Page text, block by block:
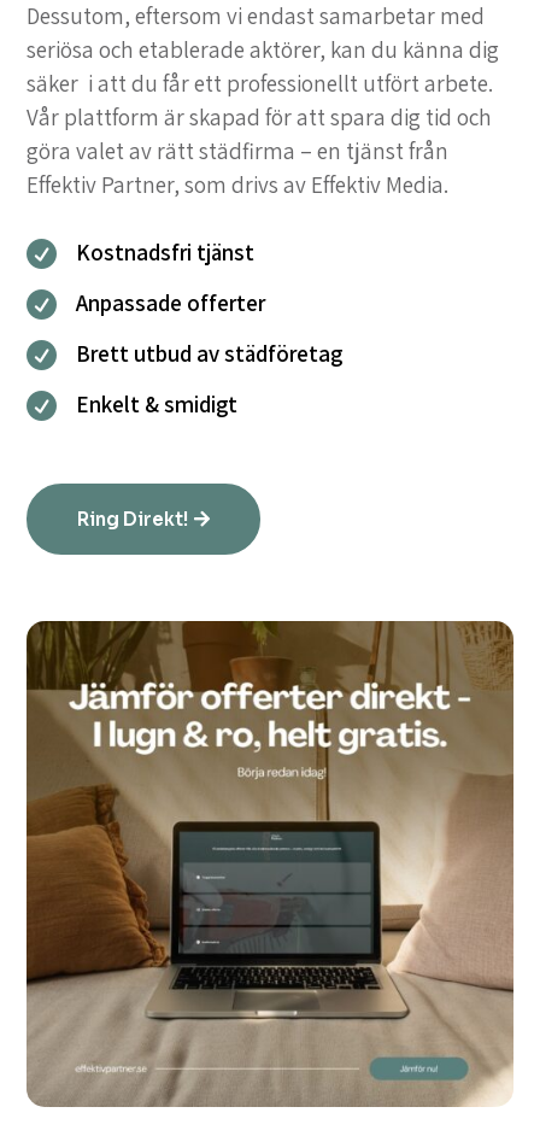
Dessutom, eftersom vi endast samarbetar med
seriösa och etablerade aktörer, kan du känna dig
säker i att du får ett professionellt utfört arbete.
Vår plattform är skapad för att spara dig tid och
göra valet av rätt städfirma – en tjänst från
Effektiv Partner, som drivs av Effektiv Media.
 Kostnadsfri tjänst
 Anpassade offerter
 Brett utbud av städföretag
 Enkelt & smidigt
Ring Direkt!